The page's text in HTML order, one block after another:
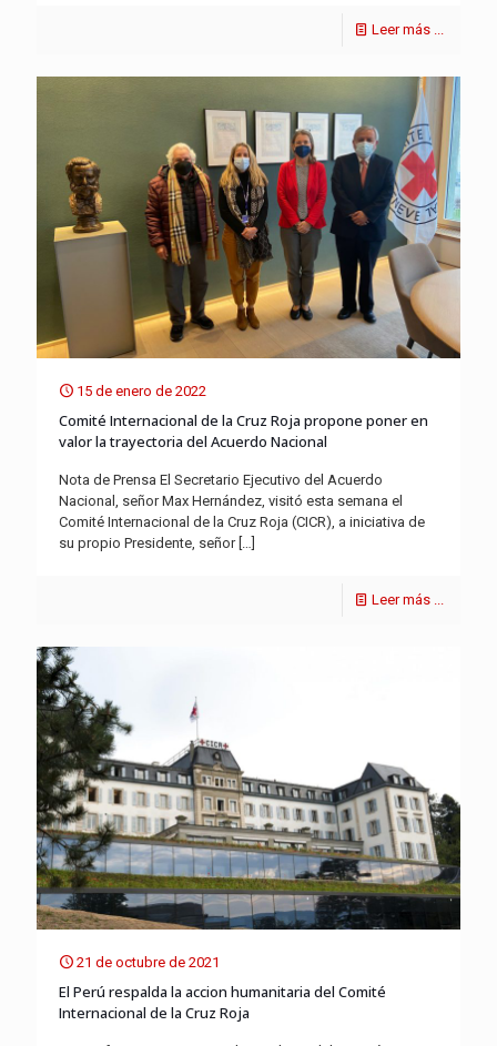
Leer más ...
15 de enero de 2022
Comité Internacional de la Cruz Roja propone poner en
valor la trayectoria del Acuerdo Nacional
Nota de Prensa El Secretario Ejecutivo del Acuerdo
Nacional, señor Max Hernández, visitó esta semana el
Comité Internacional de la Cruz Roja (CICR), a iniciativa de
su propio Presidente, señor[…]
Leer más ...
21 de octubre de 2021
El Perú respalda la accion humanitaria del Comité
Internacional de la Cruz Roja